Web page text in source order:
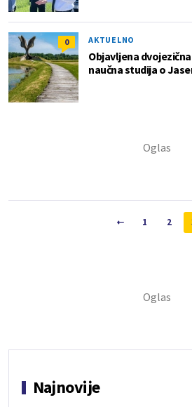
0 AKTUELNO
Objavljena
naučna studija o
1 2
Najnovije